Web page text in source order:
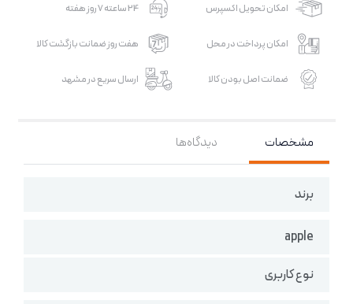
امکان تحویل اکسپرس 24 ساعته 7 روز هفته
امکان پرداخت در محل هفت روز ضمانت بازگشت کالا
ضمانت اصل بودن کالا ارسال سریع در مشهد
مشخصات دیدگاه‌ها
برند
apple
نوع کاربری